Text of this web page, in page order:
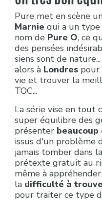
Pure met en scène
Marnie qui a un type
nom de Pure O, ce
des pensées
siens sont de nature...
alors à Londres pour
vie et trouver la
TOC...
La série vise en tout
super équilibre des
présenter
issus d'un problème
jamais tomber dans
prétexte gratuit au
même à
la difficulté à
pour traiter ce type